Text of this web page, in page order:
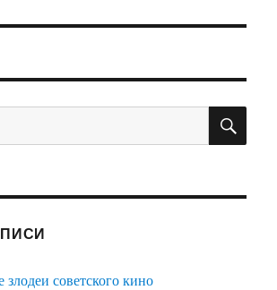
злодеи советского кино